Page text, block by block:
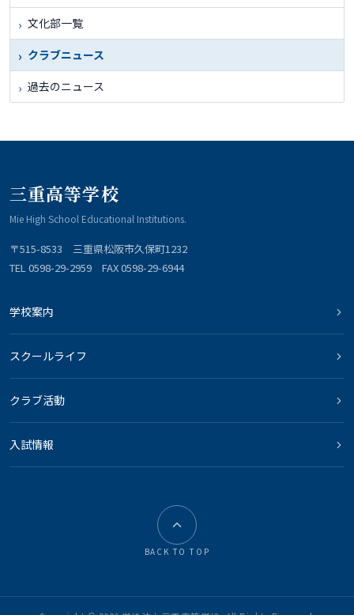
文化部一覧
クラブニュース
過去のニュース
三重高等学校
Mie High School Educational Institutions.
〒515-8533 三重県松阪市久保町1232
TEL 0598-29-2959 FAX 0598-29-6944
学校案内
スクールライフ
クラブ活動
入試情報
BACK TO TOP